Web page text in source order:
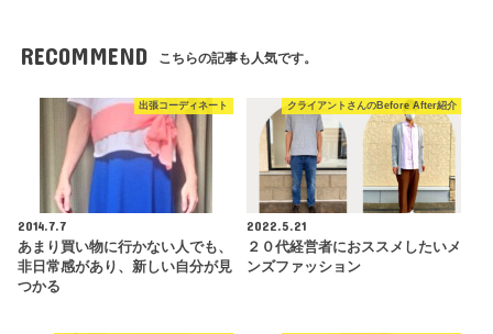
RECOMMEND こちらの記事も人気です。
出張コーディネート
2014.7.7
あまり買い物に行かない人でも、
非日常感があり、新しい自分が見
つかる
クライアントさんのBefore After紹介
2022.5.21
２０代経営者におススメしたいメ
ンズファッション